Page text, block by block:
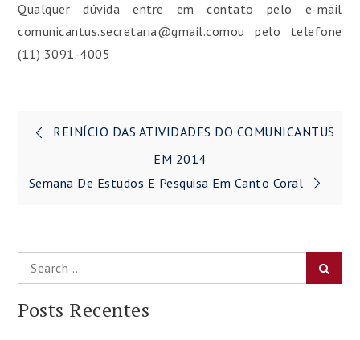
Qualquer dúvida entre em contato pelo e-mail
comunicantus.secretaria@gmail.comou pelo telefone
(11) 3091-4005
Navegação
de
Post
REINÍCIO DAS ATIVIDADES DO COMUNICANTUS
EM 2014
Semana De Estudos E Pesquisa Em Canto Coral
Search
for:
Posts Recentes